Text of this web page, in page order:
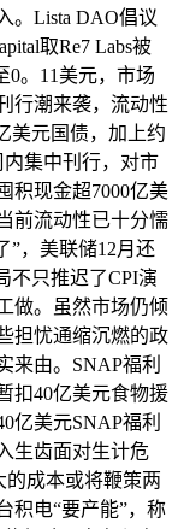
。Lista DAO倡议
取Re7 Labs被
0。11美元，市场
行潮来袭，流动性
美元国债，加上约
集中刊行，对市
积现金超7000亿美
前流动性已十分懦
”，美联储12月还
不只推迟了CPI演
做。虽然市场仍倾
担忧通缩沉燃的政
来由。SNAP福利
扣40亿美元食物援
亿美元SNAP福利
生齿面对生计危
的成本或将鞭策两
积电“要产能”，称